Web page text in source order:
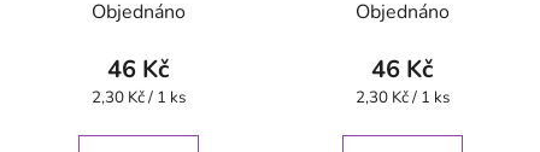
Objednáno
46 Kč
Měrná
2,30 Kč / 1 ks
Objednáno
46 Kč
Měrná
2,30 Kč / 1 ks